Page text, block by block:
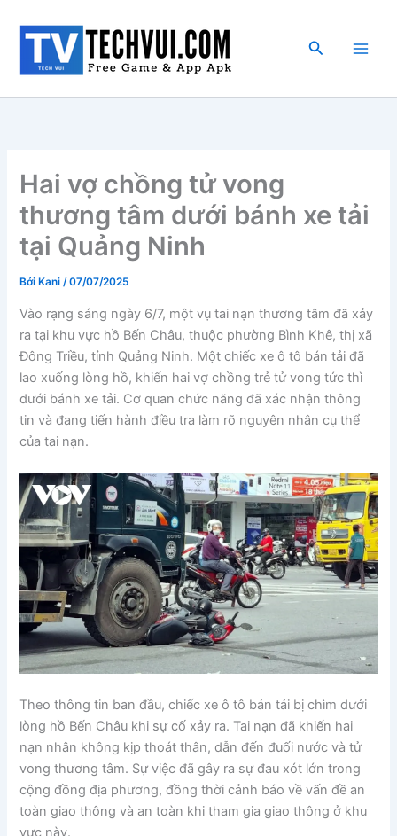
dung
Tìm
Hai vợ chồng tử vong
thương tâm dưới bánh xe tải
tại Quảng Ninh
Bởi Kani/07/07/2025
Vào rạng sáng ngày 6/7, một vụ tai nạn thương tâm đã xảy
ra tại khu vực hồ Bến Châu, thuộc phường Bình Khê, thị xã
Đông Triều, tỉnh Quảng Ninh. Một chiếc xe ô tô bán tải đã
lao xuống lòng hồ, khiến hai vợ chồng trẻ tử vong tức thì
dưới bánh xe tải. Cơ quan chức năng đã xác nhận thông
tin và đang tiến hành điều tra làm rõ nguyên nhân cụ thể
của tai nạn.
Theo thông tin ban đầu, chiếc xe ô tô bán tải bị chìm dưới
lòng hồ Bến Châu khi sự cố xảy ra. Tai nạn đã khiến hai
nạn nhân không kịp thoát thân, dẫn đến đuối nước và tử
vong thương tâm. Sự việc đã gây ra sự đau xót lớn trong
cộng đồng địa phương, đồng thời cảnh báo về vấn đề an
toàn giao thông và an toàn khi tham gia giao thông ở khu
vực này.